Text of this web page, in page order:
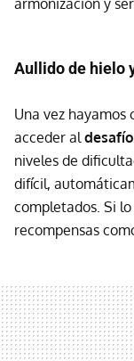
Aullido de hielo
Una vez
acceder al
niveles de
difícil,
completados. Si
recompensas